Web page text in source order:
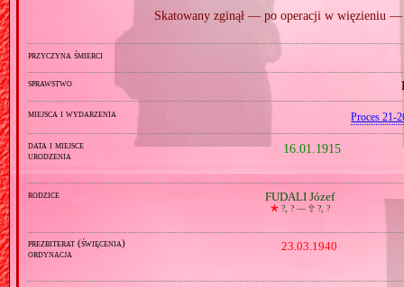
Skatowany zginął — po operacji w więzieniu
przyczyna śmierci
sprawstwo
miejsca i wydarzenia Proces
data i miejsce
urodzenia
16.01.1915
rodzice FUDALI Józef
🞲 ?, ? — 🕆?, ?
prezbiterat (święcenia)
ordynacja
23.03.1940